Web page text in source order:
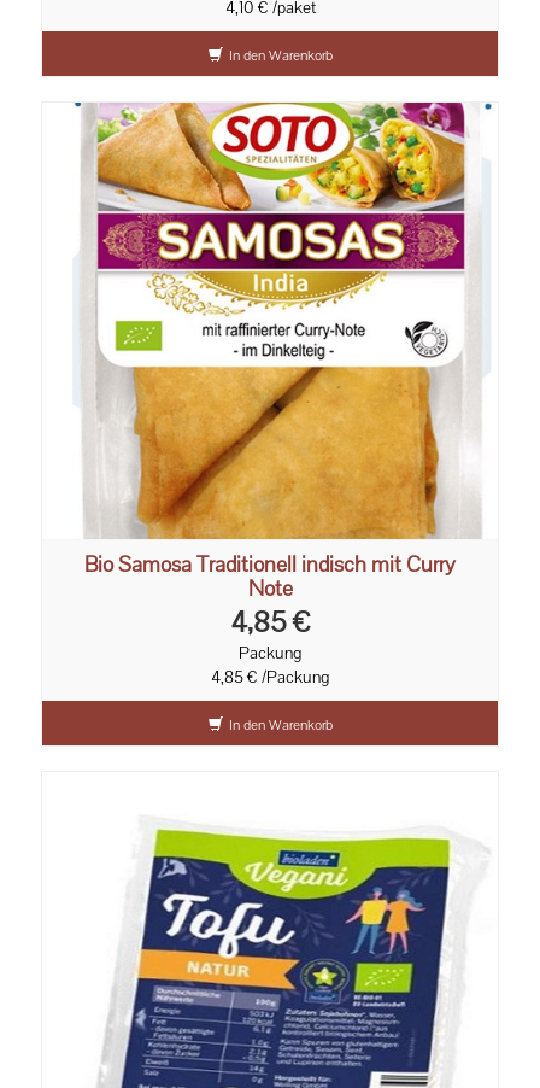
4,10 € /paket
In den Warenkorb
Bio Samosa Traditionell indisch mit Curry
Note
4,85 €
Packung
4,85 € /Packung
In den Warenkorb